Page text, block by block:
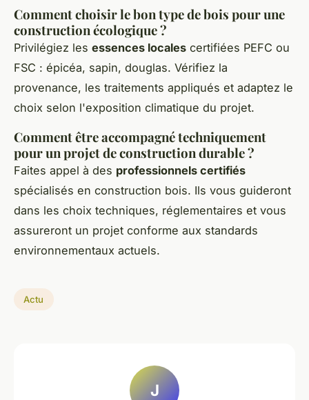
Comment choisir le bon type de bois pour une
construction écologique ?
Privilégiez les essences locales certifiées PEFC ou
FSC : épicéa, sapin, douglas. Vérifiez la
provenance, les traitements appliqués et adaptez le
choix selon l'exposition climatique du projet.
Comment être accompagné techniquement
pour un projet de construction durable ?
Faites appel à des professionnels certifiés
spécialisés en construction bois. Ils vous guideront
dans les choix techniques, réglementaires et vous
assureront un projet conforme aux standards
environnementaux actuels.
Actu
J